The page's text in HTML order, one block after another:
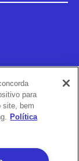
para
site, bem
Política